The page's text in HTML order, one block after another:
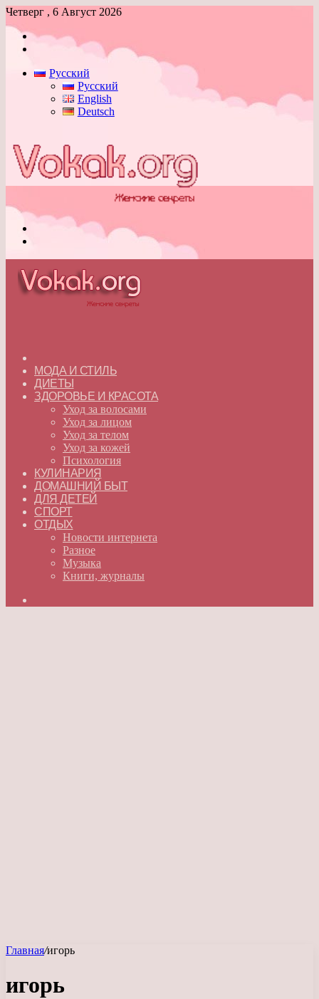
Четверг , 6 Август 2026
Войти
Русский
Русский
English
Deutsch
МОДА И СТИЛЬ
ДИЕТЫ
ЗДОРОВЬЕ И КРАСОТА
Уход за волосами
Уход за лицом
Уход за телом
Уход за кожей
Психология
КУЛИНАРИЯ
ДОМАШНИЙ БЫТ
ДЛЯ ДЕТЕЙ
СПОРТ
ОТДЫХ
Новости интернета
Разное
Музыка
Книги, журналы
Главная/игорь
игорь